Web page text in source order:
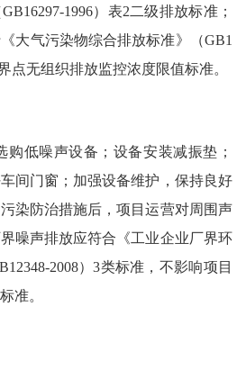
1996）表2二级排放标准；
大气污染物综合排放标准》（GB1
点无组织排放监控浓度限值标准。
购低噪声设备；设备安装减振垫；
间门窗；加强设备维护，保持良好
染防治措施后，项目运营对周围声
噪声排放应符合《工业企业厂界环
2008）3类标准，不影响项目
准。